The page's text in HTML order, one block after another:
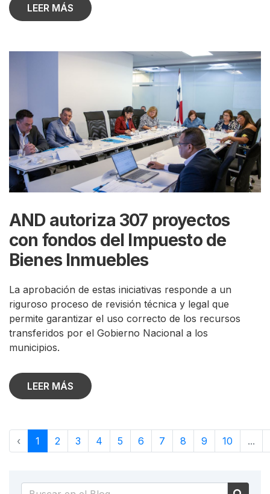
LEER MÁS
AND autoriza 307 proyectos
con fondos del Impuesto de
Bienes Inmuebles
La aprobación de estas iniciativas responde a un
riguroso proceso de revisión técnica y legal que
permite garantizar el uso correcto de los recursos
transferidos por el Gobierno Nacional a los
municipios.
LEER MÁS
‹ 1 2 3 4 5 6 7 8 9 10 ...